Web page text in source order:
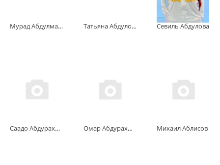
Мурад Абдулманапов Татьяна Абдулова Севиль Абдулова
Саадо Абдурахманов Омар Абдурахманов Михаил Аблисов